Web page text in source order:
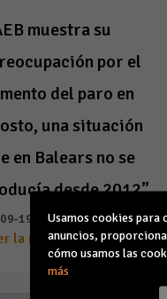
muestra su
por el
del paro en
una situación
en Balears no se
desde 2012”
19
la noticia
Usamos cookies para
anuncios,
cómo usamos las
más